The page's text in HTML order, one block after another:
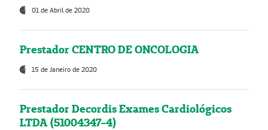
01 de Abril de 2020
Prestador CENTRO DE ONCOLOGIA
15 de Janeiro de 2020
Prestador Decordis Exames Cardiológicos
LTDA (51004347-4)